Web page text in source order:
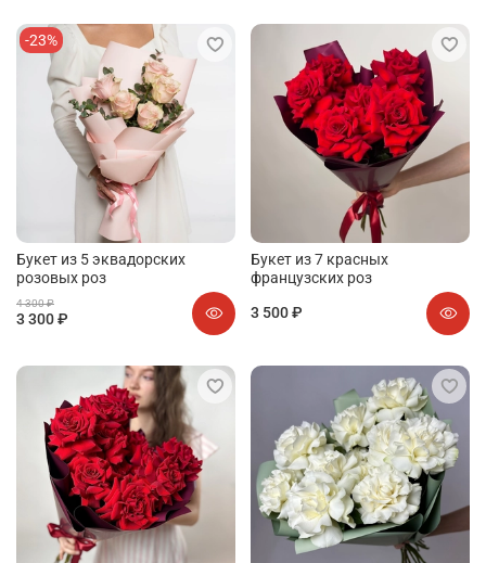
-23%
Букет из 5 эквадорских
розовых роз
4 300 ₽
3 300 ₽
Букет из 7 красных
французских роз
3 500 ₽